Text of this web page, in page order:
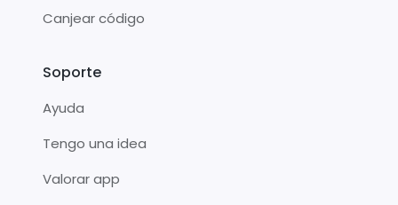
Canjear código
Soporte
Ayuda
Tengo una idea
Valorar app